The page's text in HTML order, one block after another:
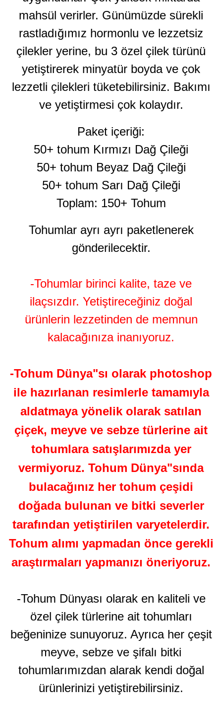
mahsül verirler. Günümüzde sürekli
rastladığımız hormonlu ve lezzetsiz
çilekler yerine, bu 3 özel çilek türünü
yetiştirerek minyatür boyda ve çok
lezzetli çilekleri tüketebilirsiniz. Bakımı
ve yetiştirmesi çok kolaydır.
Paket içeriği:
50+ tohum Kırmızı Dağ Çileği
50+ tohum Beyaz Dağ Çileği
50+ tohum Sarı Dağ Çileği
Toplam: 150+ Tohum
Tohumlar ayrı ayrı paketlenerek
gönderilecektir.
-Tohumlar birinci kalite, taze ve
ilaçsızdır. Yetiştireceğiniz doğal
ürünlerin lezzetinden de memnun
kalacağınıza inanıyoruz.
-Tohum Dünya"sı olarak photoshop
ile hazırlanan resimlerle tamamıyla
aldatmaya yönelik olarak satılan
çiçek, meyve ve sebze türlerine ait
tohumlara satışlarımızda yer
vermiyoruz. Tohum Dünya"sında
bulacağınız her tohum çeşidi
doğada bulunan ve bitki severler
tarafından yetiştirilen varyetelerdir.
Tohum alımı yapmadan önce gerekli
araştırmaları yapmanızı öneriyoruz.
-Tohum Dünyası olarak en kaliteli ve
özel çilek türlerine ait tohumları
beğeninize sunuyoruz. Ayrıca her çeşit
meyve, sebze ve şifalı bitki
tohumlarımızdan alarak kendi doğal
ürünlerinizi yetiştirebilirsiniz.